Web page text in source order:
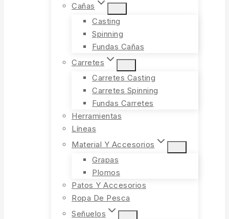
Cañas
Casting
Spinning
Fundas Cañas
Carretes
Carretes Casting
Carretes Spinning
Fundas Carretes
Herramientas
Líneas
Material Y Accesorios
Grapas
Plomos
Patos Y Accesorios
Ropa De Pesca
Señuelos